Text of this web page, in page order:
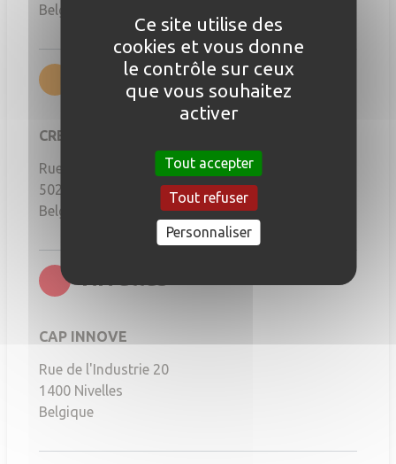
Belgique
Namurrgb(255,141,0)
CREAGORA
Rue de Fernelmont, 40
5020
Belgique
CAP INNOVE
Rue de l'Industrie 20
1400 Nivelles
Belgique
Ce site utilise des
cookies et vous donne
le contrôle sur ceux
que vous souhaitez
activer
Tout accepter
Tout refuser
Personnaliser